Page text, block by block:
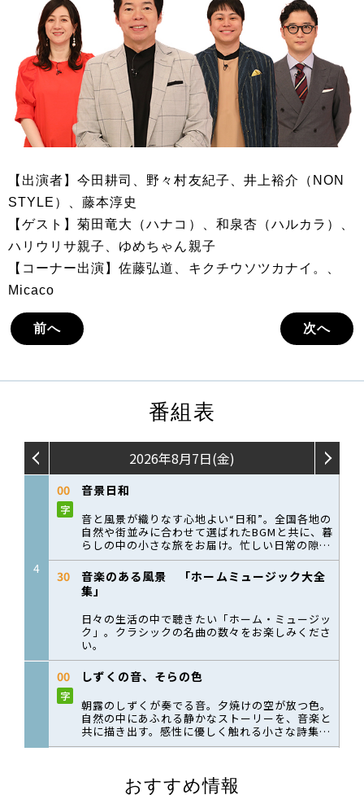
【出演者】今田耕司、野々村友紀子、井上裕介（NON
STYLE）、藤本淳史
【ゲスト】菊田竜大（ハナコ）、和泉杏（ハルカラ）、
ハリウリサ親子、ゆめちゃん親子
【コーナー出演】佐藤弘道、キクチウソツカナイ。、
Micaco
前へ 次へ
番組表
おすすめ情報